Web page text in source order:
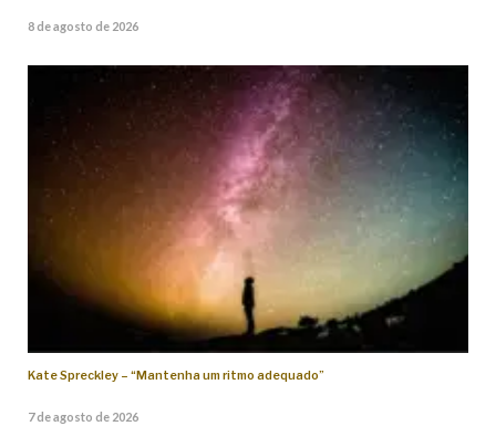
8 de agosto de 2026
Kate Spreckley – “Mantenha um ritmo adequado”
7 de agosto de 2026